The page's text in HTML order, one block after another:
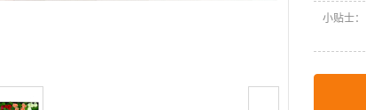
小贴士：